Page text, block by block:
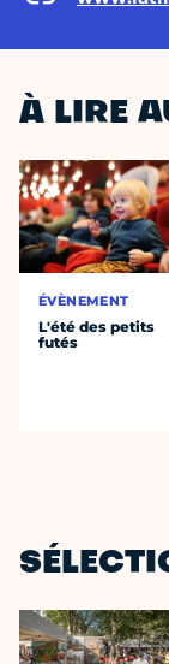
À LIRE
ÉVÈNEMENT
L'été des petits
futés